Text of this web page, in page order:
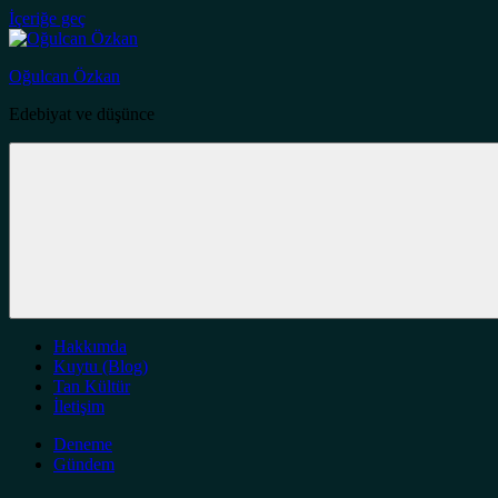
İçeriğe geç
Oğulcan Özkan
Edebiyat ve düşünce
Hakkımda
Kuytu (Blog)
Tan Kültür
İletişim
Deneme
Gündem